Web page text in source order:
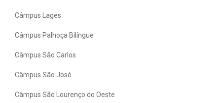
Câmpus Lages
Câmpus Palhoça Bilíngue
Câmpus São Carlos
Câmpus São José
Câmpus São Lourenço do Oeste